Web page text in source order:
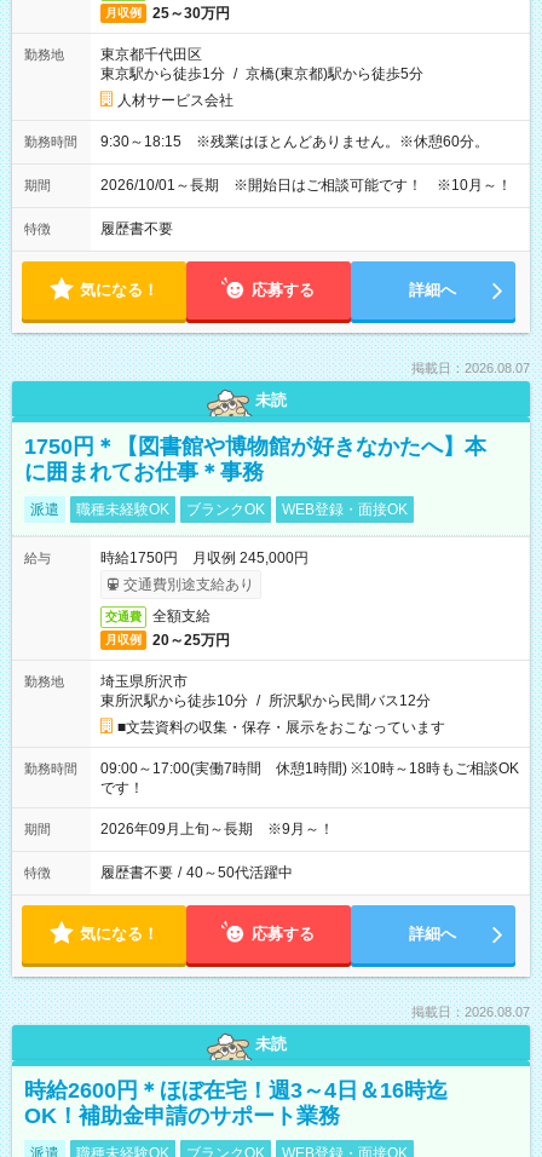
月収例 25～30万円
勤務地
東京都千代田区
東京駅から徒歩1分 / 京橋(東京都)駅から徒歩5分
人材サービス会社
勤務時間 9:30～18:15 ※残業はほとんどありません。※休憩60分。
期間 2026/10/01～長期 ※開始日はご相談可能です！ ※10月～！
特徴 履歴書不要
気になる！ 応募する 詳細へ
掲載日：2026.08.07
未読
1750円＊【図書館や博物館が好きなかたへ】本
に囲まれてお仕事＊事務
派遣 職種未経験OK ブランクOK WEB登録・面接OK
給与
時給1750円 月収例 245,000円
交通費別途支給あり
交通費 全額支給
月収例 20～25万円
勤務地
埼玉県所沢市
東所沢駅から徒歩10分 / 所沢駅から民間バス12分
■文芸資料の収集・保存・展示をおこなっています
勤務時間
09:00～17:00(実働7時間 休憩1時間) ※10時～18時もご相談OK
です！
期間 2026年09月上旬～長期 ※9月～！
特徴 履歴書不要 / 40～50代活躍中
気になる！ 応募する 詳細へ
掲載日：2026.08.07
未読
時給2600円＊ほぼ在宅！週3～4日＆16時迄
OK！補助金申請のサポート業務
派遣 職種未経験OK ブランクOK WEB登録・面接OK